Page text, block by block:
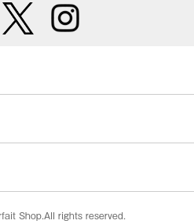
Shop.All rights reserved.